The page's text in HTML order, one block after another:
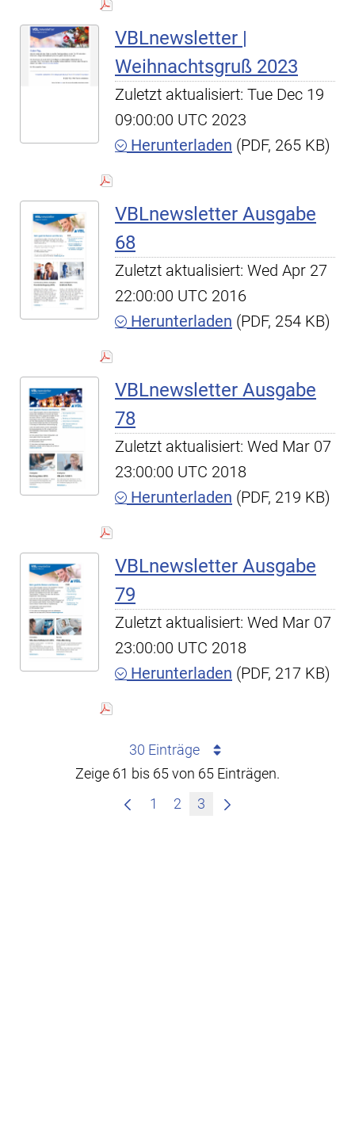
VBLnewsletter |
Weihnachtsgruß 2023
Zuletzt aktualisiert: Tue Dec 19
09:00:00 UTC 2023
Herunterladen (PDF, 265 KB)
VBLnewsletter Ausgabe
68
Zuletzt aktualisiert: Wed Apr 27
22:00:00 UTC 2016
Herunterladen (PDF, 254 KB)
VBLnewsletter Ausgabe
78
Zuletzt aktualisiert: Wed Mar 07
23:00:00 UTC 2018
Herunterladen (PDF, 219 KB)
VBLnewsletter Ausgabe
79
Zuletzt aktualisiert: Wed Mar 07
23:00:00 UTC 2018
Herunterladen (PDF, 217 KB)
30 Einträge
Zeige 61 bis 65 von 65 Einträgen.
1
2 3